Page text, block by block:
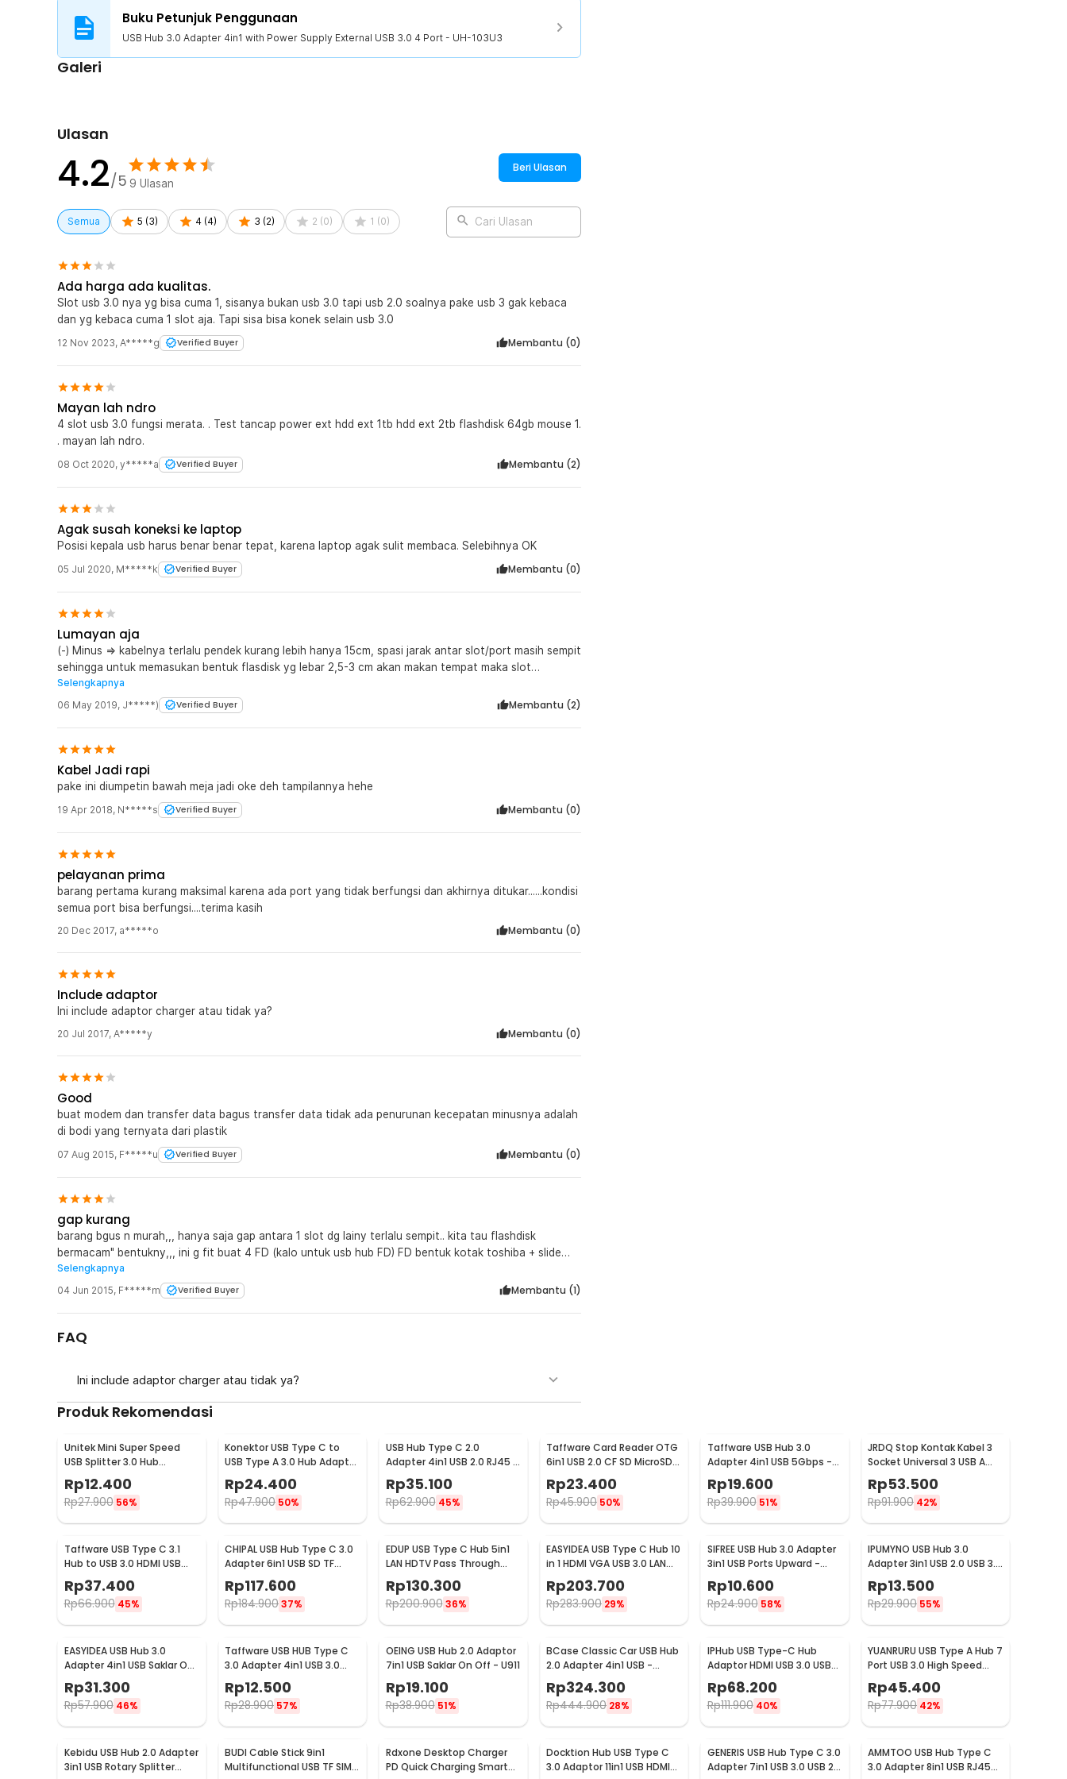
Kelengkapan Produk
Rincian yang Anda dapatkan untuk pembelian produk ini:
1 x USB Hub 3.0 Adapter 4in1 with Power Supply External USB 3.0-103U3
Buku Petunjuk Penggunaan
USB Hub 3.0 Adapter 4in1 with Power Supply External USB 3.0 4 Port - UH-103U3
Galeri
Ulasan
4.2/5 9 Ulasan
Beri Ulasan
Semua 5 (3) 4 (4) 3 (2) 2 (0) 1 (0) Cari Ulasan
Ada harga ada kualitas.
Slot usb 3.0 nya yg bisa cuma 1, sisanya bukan usb 3.0 tapi usb 2.0 soalnya pake usb 3 gak kebaca
dan yg kebaca cuma 1 slot aja. Tapi sisa bisa konek selain usb 3.0
12 Nov 2023, A*****g Verified Buyer Membantu (0)
Mayan lah ndro
4 slot usb 3.0 fungsi merata. . Test tancap power ext hdd ext 1tb hdd ext 2tb flashdisk 64gb mouse 1.
. mayan lah ndro.
08 Oct 2020, y*****a Verified Buyer Membantu (2)
Agak susah koneksi ke laptop
Posisi kepala usb harus benar benar tepat, karena laptop agak sulit membaca. Selebihnya OK
05 Jul 2020, M*****k Verified Buyer Membantu (0)
Lumayan aja
(-) Minus => kabelnya terlalu pendek kurang lebih hanya 15cm, spasi jarak antar slot/port masih sempit
sehingga untuk memasukan bentuk flasdisk yg lebar 2,5-3 cm akan makan tempat maka slot
sebelahnya tidak bisa digunakan oleh flasdisk lain
Selengkapnya
06 May 2019, J*****) Verified Buyer Membantu (2)
Kabel Jadi rapi
pake ini diumpetin bawah meja jadi oke deh tampilannya hehe
19 Apr 2018, N*****s Verified Buyer Membantu (0)
pelayanan prima
barang pertama kurang maksimal karena ada port yang tidak berfungsi dan akhirnya ditukar......kondisi
semua port bisa berfungsi....terima kasih
20 Dec 2017, a*****o Membantu (0)
Include adaptor
Ini include adaptor charger atau tidak ya?
20 Jul 2017, A*****y Membantu (0)
Good
buat modem dan transfer data bagus transfer data tidak ada penurunan kecepatan minusnya adalah
di bodi yang ternyata dari plastik
07 Aug 2015, F*****u Verified Buyer Membantu (0)
gap kurang
barang bgus n murah,,, hanya saja gap antara 1 slot dg lainy terlalu sempit.. kita tau flashdisk
bermacam" bentukny,,, ini g fit buat 4 FD (kalo untuk usb hub FD) FD bentuk kotak toshiba + slide
masi g muat,, ane test,, 4 slot hanya isa di isi FD Toshiba slide 2, n 1 FD slim EMT kykny hrus beli
kabel M-F,,,
Selengkapnya
04 Jun 2015, F*****m Verified Buyer Membantu (1)
FAQ
Ini include adaptor charger atau tidak ya?
Produk Rekomendasi
Unitek Mini Super Speed
USB Splitter 3.0 Hub
Transmission Portable 3
Port - Y-2153
Rp12.400
Rp27.900 56%
Konektor USB Type C to
USB Type A 3.0 Hub Adaptor
Super Speed 5Gbps 4 Port
- RXD-103U3
Rp24.400
Rp47.900 50%
USB Hub Type C 2.0
Adapter 4in1 USB 2.0 RJ45 -
SYZD-LAN100+U2
Rp35.100
Rp62.900 45%
Taffware Card Reader OTG
6in1 USB 2.0 CF SD MicroSD
MMC MS XD Card - SHTC-
08
Rp23.400
Rp45.900 50%
Taffware USB Hub 3.0
Adapter 4in1 USB 5Gbps -
Rp19.600
Rp39.900 51%
JRDQ Stop Kontak Kabel 3
Socket Universal 3 USB A
1.8M 10A 250V 2500W -
JR033
Rp53.500
Rp91.900 42%
Taffware USB Type C 3.1
Hub to USB 3.0 HDMI USB
Type C Female - HPQ1034
Rp37.400
Rp66.900 45%
CHIPAL USB Hub Type C 3.0
Adapter 6in1 USB SD TF
HDMI 4K PD - T62
Rp117.600
Rp184.90037%
EDUP USB Type C Hub 5in1
LAN HDTV Pass Through
Charging - YC-206
Rp130.300
Rp200.900 36%
EASYIDEA USB Type C Hub 10
in 1 HDMI VGA USB 3.0 LAN
RJ45 Card Reader - VD76
Rp203.700
Rp283.900 29%
SIFREE USB Hub 3.0 Adapter
3in1 USB Ports Upward -
ZG163
Rp10.600
Rp24.900 58%
IPUMYNO USB Hub 3.0
Adapter 3in1 USB 2.0 USB 3.0
- A809
Rp13.500
Rp29.900 55%
EASYIDEA USB Hub 3.0
Adapter 4in1 USB Saklar On
Off with Power Supply -
U9103
Rp31.300
Rp57.900 46%
Taffware USB HUB Type C
3.0 Adapter 4in1 USB 3.0
dan USB 2.0 - C809
Rp12.500
Rp28.900 57%
OEING USB Hub 2.0 Adaptor
7in1 USB Saklar On Off - U911
Rp19.100
Rp38.900 51%
BCase Classic Car USB Hub
2.0 Adapter 4in1 USB -
DSHJ-B-1903
Rp324.300
Rp444.900 28%
IPHub USB Type-C Hub
Adaptor HDMI USB 3.0 USB
Type C - YG-2121
Rp68.200
Rp111.900 40%
YUANRURU USB Type A Hub 7
Port USB 3.0 High Speed
Extender - Y445
Rp45.400
Rp77.900 42%
Kebidu USB Hub 2.0 Adapter
3in1 USB Rotary Splitter
BUDI Cable Stick 9in1
Multifunctional USB TF SIM
Rdxone Desktop Charger
PD Quick Charging Smart
Docktion Hub USB Type C
3.0 Adaptor 11in1 USB HDMI
GENERIS USB Hub Type C 3.0
Adapter 7in1 USB 3.0 USB 2.0
AMMTOO USB Hub Type C
3.0 Adapter 8in1 USB RJ45